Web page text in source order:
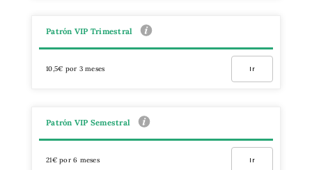
Patrón VIP Trimestral
10,5€ por 3 meses Ir
Patrón VIP Semestral
21€ por 6 meses Ir